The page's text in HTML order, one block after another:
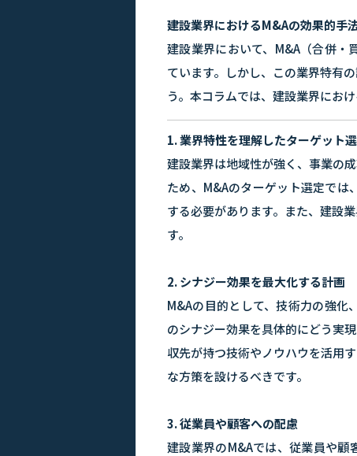
建設業界におけるM&Aの効果的手
建設業界において、M&A（合併・
ています。しかし、この業界特有
う。本コラムでは、建設業界にお
1. 業界特性を理解したターゲット
建設業界は地域性が強く、事業の
ため、M&Aのターゲット選定で
する必要があります。また、建設
す。
2. シナジー効果を最大化する計画
M&Aの目的として、技術力の強化
のシナジー効果を具体的にどう実
収先が持つ技術やノウハウを活用
な方策を設けるべきです。
3. 従業員や顧客への配慮
建設業界のM&Aでは、従業員や顧